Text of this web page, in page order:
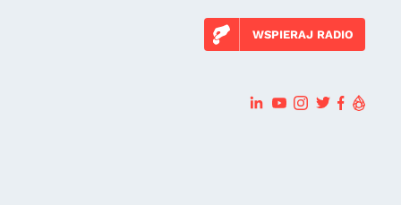
WSPIERAJ RADIO